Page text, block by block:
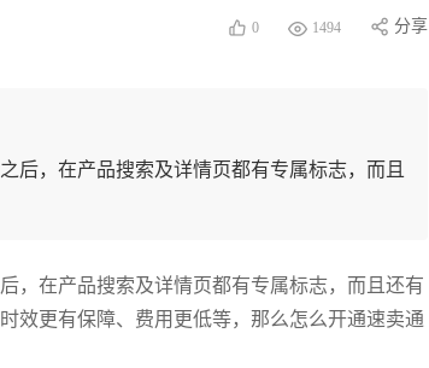
0 1494 分享
后，在产品搜索及详情页都有专属标志，而且
，在产品搜索及详情页都有专属标志，而且还有
效更有保障、费用更低等，那么怎么开通速卖通